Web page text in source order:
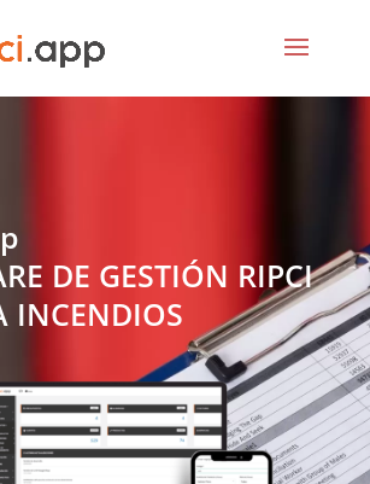
DE GESTIÓN RIPCI
INCENDIOS